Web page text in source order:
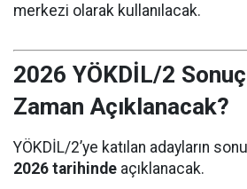
merkezi olarak kullanılacak.
2026 YÖKDİL/2
Zaman Açıklanacak?
YÖKDİL/2’ye katılan adayların
2026 tarihinde açıklanacak.